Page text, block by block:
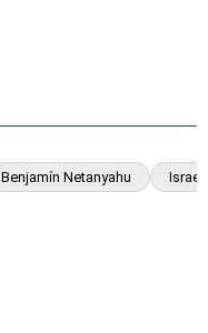
Benjamín Netanyahu Israel